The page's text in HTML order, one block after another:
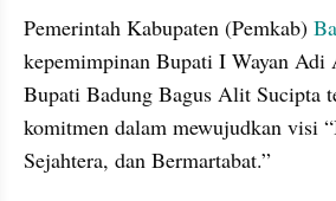
Pemerintah Kabupaten (Pemkab)
kepemimpinan Bupati I Wayan Adi
Bupati Badung Bagus Alit Sucipta
komitmen dalam mewujudkan visi
Sejahtera, dan Bermartabat.”